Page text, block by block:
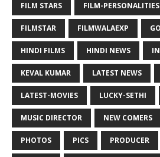
FILM STARS FILM-PERSONALITIES
FILMSTAR FILMWALAEXP
HINDI FILMS HINDI NEWS
KEVAL KUMAR LATEST NEWS
LATEST-MOVIES LUCKY-SETHI
MUSIC DIRECTOR NEW COMERS
PHOTOS PICS PRODUCER